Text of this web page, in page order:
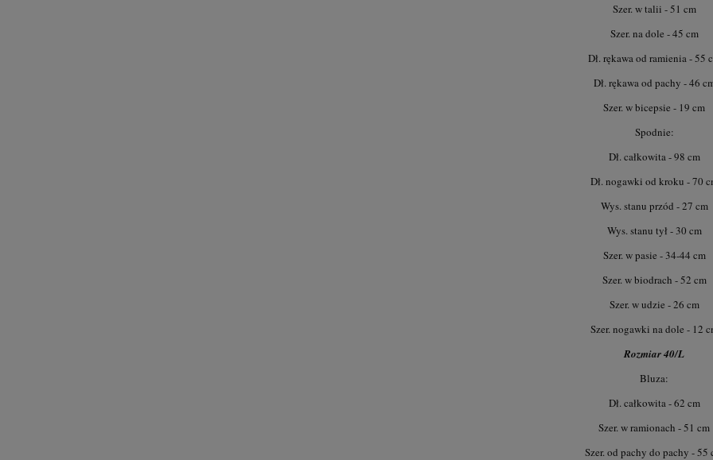
Szer. w talii - 51 cm
Szer. na dole - 45 cm
Dł. rękawa od ramienia - 55
Dł. rękawa od pachy - 46
Szer. w bicepsie - 19 cm
Spodnie:
Dł. całkowita - 98 cm
Dł. nogawki od kroku - 70
Wys. stanu przód - 27 cm
Wys. stanu tył - 30 cm
Szer. w pasie - 34-44 cm
Szer. w biodrach - 52 cm
Szer. w udzie - 26 cm
Szer. nogawki na dole - 12
Rozmiar 40/L
Bluza:
Dł. całkowita - 62 cm
Szer. w ramionach - 51 cm
Szer. od pachy do pachy - 55